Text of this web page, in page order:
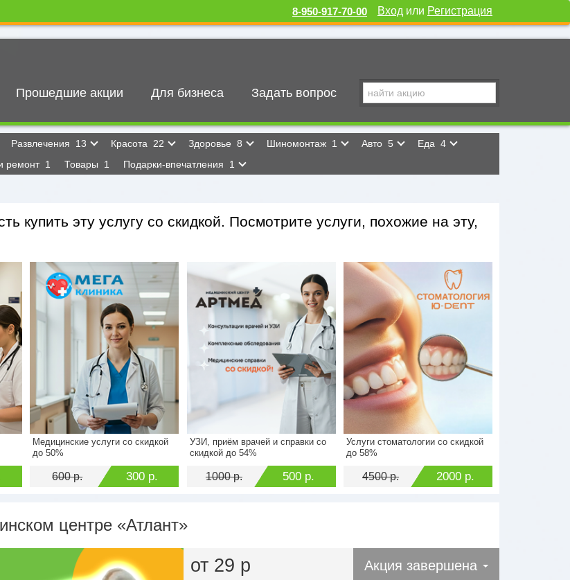
Вход или Регистрация
8-950-917-70-00
Прошедшие акции Для бизнеса Задать вопрос
Развлечения 13 Красота 22 Здоровье 8 Шиномонтаж 1 Авто 5 Еда 4
ремонт 1 Товары 1 Подарки-впечатления 1
купить эту услугу со скидкой. Посмотрите услуги, похожие на эту,
р.
Стоимость
600 р.
Экономия
Медицинские услуги со скидкой
до 50%
600 р. 300 р.
Стоимость
1000 р.
Экономия
УЗИ, приём врачей и справки со
скидкой до 54%
1000 р. 500 р.
Стоимость
4500 р.
Экономия
Услуги стоматологии со скидкой
до 58%
4500 р. 2000 р.
центре «Атлант»
от 29 р Акция завершена